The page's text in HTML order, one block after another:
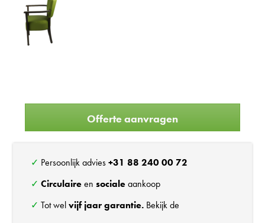
Offerte aanvragen
✓ Persoonlijk advies+31 88 240 00 72
✓Circulaireensocialeaankoop
✓ Tot welvijf jaar garantie. Bekijk de